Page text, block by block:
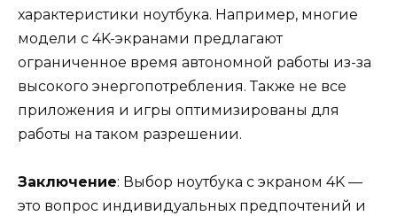
характеристики ноутбука. Например, многие
модели с 4K-экранами предлагают
ограниченное время автономной работы из-за
высокого энергопотребления. Также не все
приложения и игры оптимизированы для
работы на таком разрешении.
Заключение: Выбор ноутбука с экраном 4K —
это вопрос индивидуальных предпочтений и